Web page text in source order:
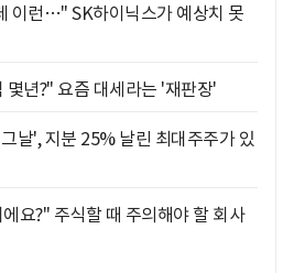
이런…" SK하이닉스가 예상치 못
몇년?" 요즘 대세라는 '재판장'
날', 지분 25% 날린 최대주주가 있
요?" 주식할 때 주의해야 할 회사